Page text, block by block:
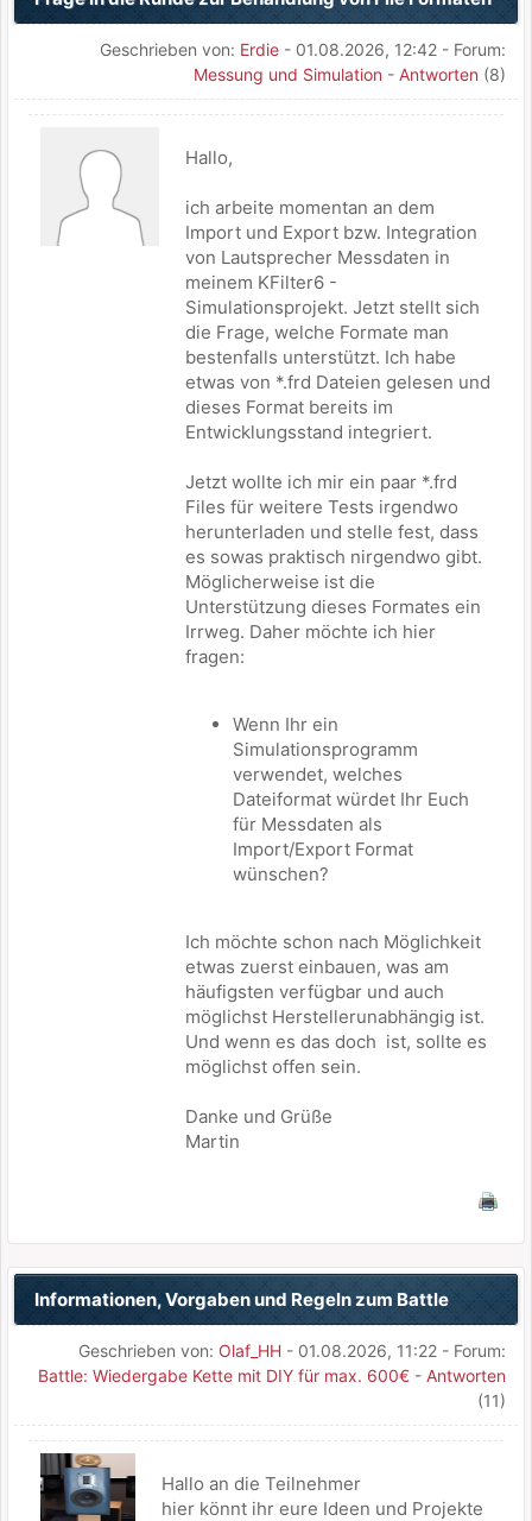
Geschrieben von: Erdie - 01.08.2026, 12:42 - Forum:
Messung und Simulation - Antworten (8)
Hallo,
ich arbeite momentan an dem
Import und Export bzw. Integration
von Lautsprecher Messdaten in
meinem KFilter6 -
Simulationsprojekt. Jetzt stellt sich
die Frage, welche Formate man
bestenfalls unterstützt. Ich habe
etwas von *.frd Dateien gelesen und
dieses Format bereits im
Entwicklungsstand integriert.
Jetzt wollte ich mir ein paar *.frd
Files für weitere Tests irgendwo
herunterladen und stelle fest, dass
es sowas praktisch nirgendwo gibt.
Möglicherweise ist die
Unterstützung dieses Formates ein
Irrweg. Daher möchte ich hier
fragen:
Wenn Ihr ein
Simulationsprogramm
verwendet, welches
Dateiformat würdet Ihr Euch
für Messdaten als
Import/Export Format
wünschen?
Ich möchte schon nach Möglichkeit
etwas zuerst einbauen, was am
häufigsten verfügbar und auch
möglichst Herstellerunabhängig ist.
Und wenn es das doch ist, sollte es
möglichst offen sein.
Danke und Grüße
Martin
Informationen, Vorgaben und Regeln zum Battle
Geschrieben von: Olaf_HH - 01.08.2026, 11:22 - Forum:
Battle: Wiedergabe Kette mit DIY für max. 600€ - Antworten
(11)
Hallo an die Teilnehmer
hier könnt ihr eure Ideen und Projekte